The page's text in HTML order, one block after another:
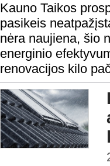
Kauno Taikos
pasikeis
nėra naujiena, šio
energinio
renovacijos kilo